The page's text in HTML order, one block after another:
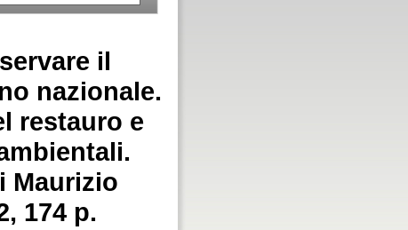
il
nazionale.
restauro e
Maurizio
174 p.